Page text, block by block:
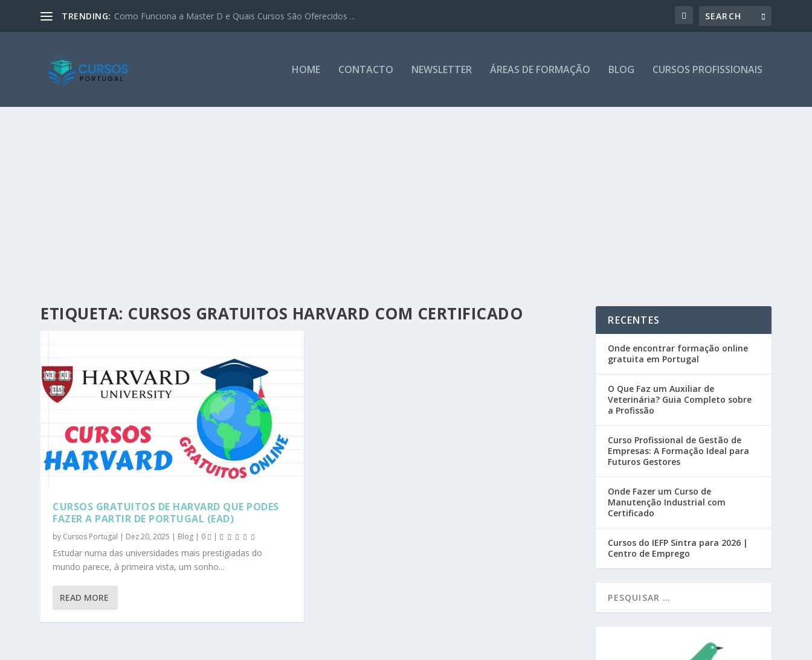
TRENDING: Como Funciona a Master D e Quais Cursos São Oferecidos ...
HOME CONTACTO NEWSLETTER ÁREAS DE FORMAÇÃO BLOG CURSOS PROFISSIONAIS
ETIQUETA: CURSOS GRATUITOS HARVARD COM CERTIFICADO
CURSOS GRATUITOS DE HARVARD QUE PODES
FAZER A PARTIR DE PORTUGAL (EAD)
by Cursos Portugal | Dez 20, 2025 | Blog | 0 |
Estudar numa das universidades mais prestigiadas do
mundo parece, à primeira vista, um sonho...
READ MORE
RECENTES
Onde encontrar formação online
gratuita em Portugal
O Que Faz um Auxiliar de
Veterinária? Guia Completo sobre
a Profissão
Curso Profissional de Gestão de
Empresas: A Formação Ideal para
Futuros Gestores
Onde Fazer um Curso de
Manutenção Industrial com
Certificado
Cursos do IEFP Sintra para 2026 |
Centro de Emprego